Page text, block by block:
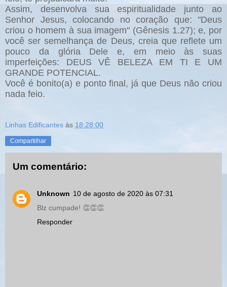
Assim, desenvolva sua espiritualidade junto ao
Senhor Jesus, colocando no coração que: "Deus
criou o homem à sua imagem" (Gênesis 1.27); e, por
você ser semelhança de Deus, creia que reflete um
pouco da glória Dele e, em meio às suas
imperfeições: DEUS VÊ BELEZA EM TI E UM
GRANDE POTENCIAL.
Você é bonito(a) e ponto final, já que Deus não criou
nada feio.
Linhas Edificantes às 18:28:00
Compartilhar
Um comentário:
Unknown 10 de agosto de 2020 às 07:31
Blz cumpade! 👏👏👏
Responder